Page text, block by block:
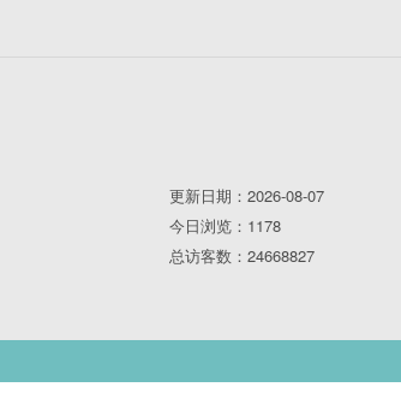
更新日期：2026-08-07
今日浏览：1178
总访客数：24668827